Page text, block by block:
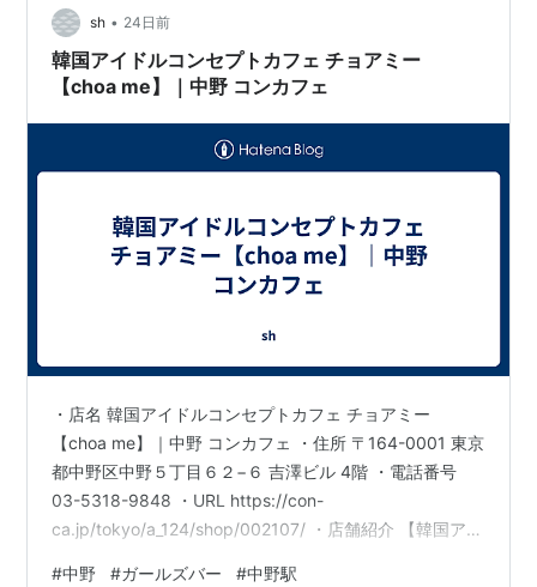
sh • 24日前
韓国アイドルコンセプトカフェ チョアミー
【choa me】｜中野 コンカフェ
・店名 韓国アイドルコンセプトカフェ チョアミー
【choa me】｜中野 コンカフェ ・住所 〒164-0001 東京
都中野区中野５丁目６２−６ 吉澤ビル 4階 ・電話番号
03-5318-9848 ・URL https://con-
ca.jp/tokyo/a_124/shop/002107/ ・店舗紹介 【韓国アイ
#中野 #ガールズバー #中野駅